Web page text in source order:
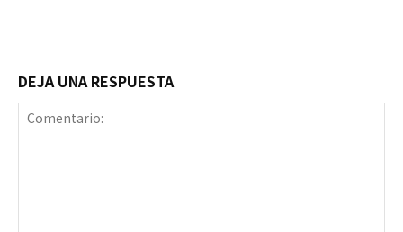
DEJA UNA RESPUESTA